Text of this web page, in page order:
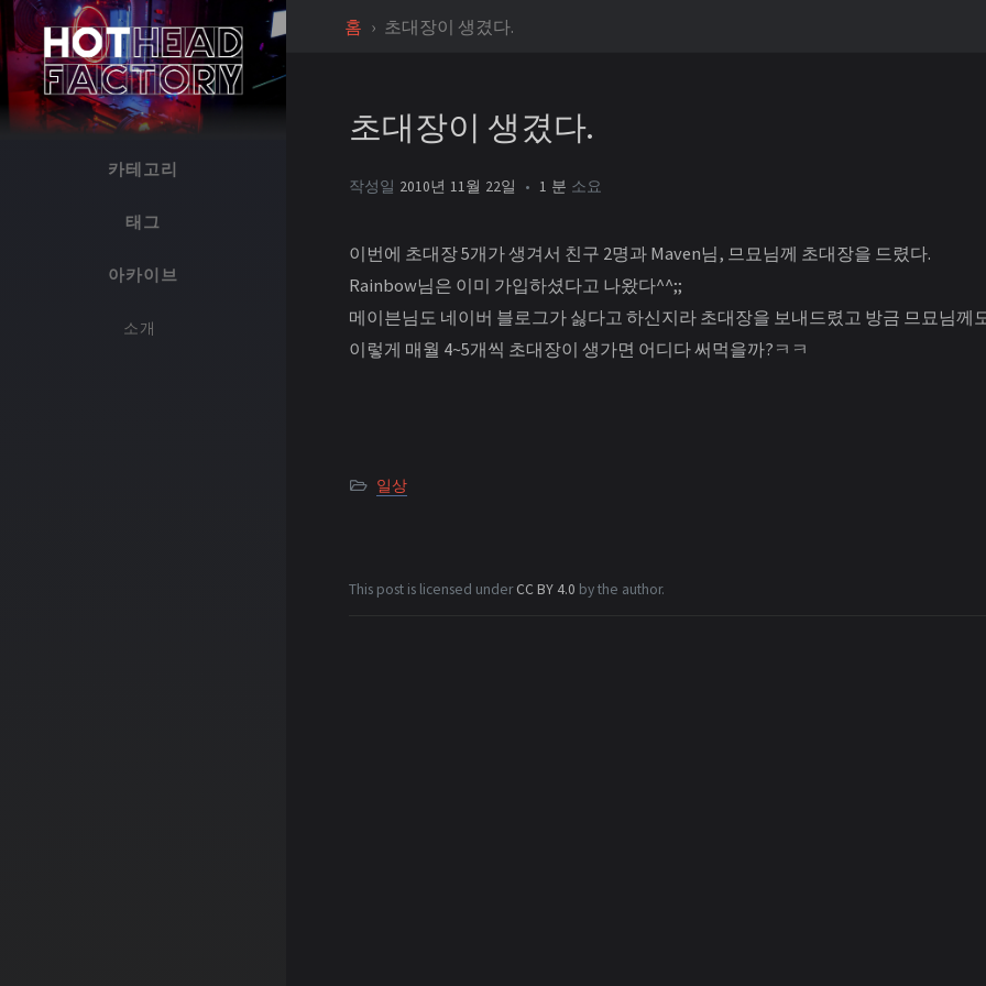
카테고리
태그
아카이브
소개
홈 초대장이 생겼다.
초대장이 생겼다.
작성일 2010년 11월 22일 1 분 소요
이번에 초대장 5개가 생겨서 친구 2명과 Maven님, 므묘님께 초대장을 드렸다.
Rainbow님은 이미 가입하셨다고 나왔다^^;;
메이븐님도 네이버 블로그가 싫다고 하신지라 초대장을 보내드렸고 방금 므묘님께
이렇게 매월 4~5개씩 초대장이 생가면 어디다 써먹을까?ㅋㅋ
일상
This post is licensed underCC BY 4.0 by the author.